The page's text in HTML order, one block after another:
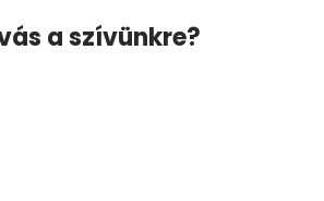
a szívünkre?